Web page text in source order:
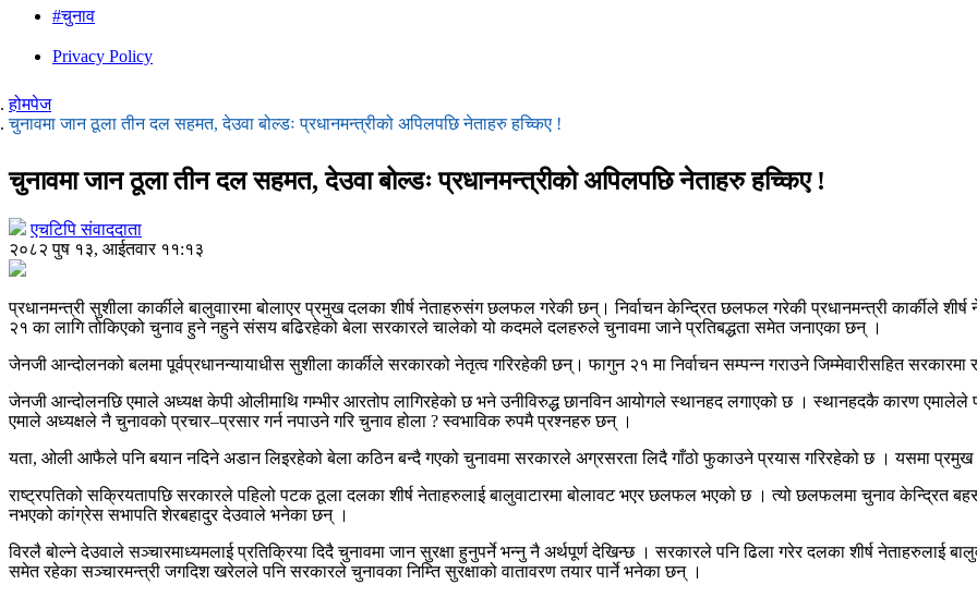
#चुनाव
Privacy Policy
होमपेज
चुनावमा जान ठूला तीन दल सहमत, देउवा बोल्डः प्रधानमन्त्रीको अपिलपछि नेताहरु हच्किए !
चुनावमा जान ठूला तीन दल सहमत, देउवा बोल्डः प्रधानमन्त्रीको अपिलपछि नेताहरु हच्किए !
एचटिपि संवाददाता
२०८२ पुष १३, आईतवार ११:१३
प्रधानमन्त्री सुशीला कार्कीले बालुवाारमा बोलाएर प्रमुख दलका शीर्ष नेताहरुसंग छलफल गरेकी छन्। निर्वाचन केन्द्रित छलफल गरेकी प्रधानमन्त्री
२१ का लागि तोकिएको चुनाव हुने नहुने संसय बढिरहेको बेला सरकारले चालेको यो कदमले दलहरुले चुनावमा जाने प्रतिबद्धता समेत जनाएका छन् ।
जेनजी आन्दोलनको बलमा पूर्वप्रधानन्यायाधीस सुशीला कार्कीले सरकारको नेतृत्व गरिरहेकी छन्। फागुन २१ मा निर्वाचन सम्पन्न गराउने जिम्मेवारीसहित
जेनजी आन्दोलनछि एमाले अध्यक्ष केपी ओलीमाथि गम्भीर आरतोप लागिरहेको छ भने उनीविरुद्ध छानविन आयोगले स्थानहद लगाएको छ । स्थानहदकै कारण एमालेले
एमाले अध्यक्षले नै चुनावको प्रचार–प्रसार गर्न नपाउने गरि चुनाव होला ? स्वभाविक रुपमै प्रश्नहरु छन् ।
यता, ओली आफैले पनि बयान नदिने अडान लिइरहेको बेला कठिन बन्दै गएको चुनावमा सरकारले अग्रसरता लिदै गाँठो फुकाउने प्रयास गरिरहेको छ । यसमा प्रमुख
राष्ट्रपतिको सक्रियतापछि सरकारले पहिलो पटक ठूला दलका शीर्ष नेताहरुलाई बालुवाटारमा बोलावट भएर छलफल भएको छ । त्यो छलफलमा चुनाव केन्द्रित
नभएको कांग्रेस सभापति शेरबहादुर देउवाले भनेका छन् ।
विरलै बोल्ने देउवाले सञ्चारमाध्यमलाई प्रतिक्रिया दिदै चुनावमा जान सुरक्षा हुनुपर्ने भन्नु नै अर्थपूर्ण देखिन्छ । सरकारले पनि ढिला गरेर दलका शीर्ष नेताहरुलाई
समेत रहेका सञ्चारमन्त्री जगदिश खरेलले पनि सरकारले चुनावका निम्ति सुरक्षाको वातावरण तयार पार्ने भनेका छन् ।